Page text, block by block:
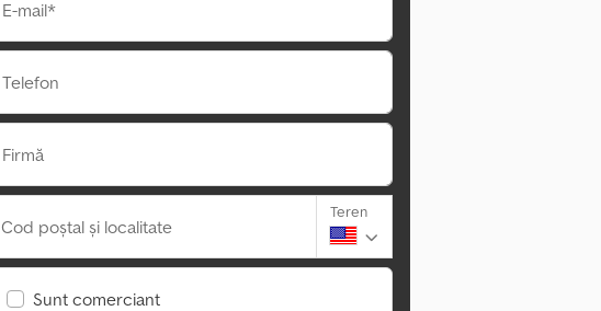
E-mail*
Telefon
Firmă
Cod poștal și localitate
Teren
Sunt comerciant